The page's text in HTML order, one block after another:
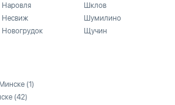
Наровля
Несвиж
Новогрудок
Шклов
Шумилино
Щучин
(1)
(42)